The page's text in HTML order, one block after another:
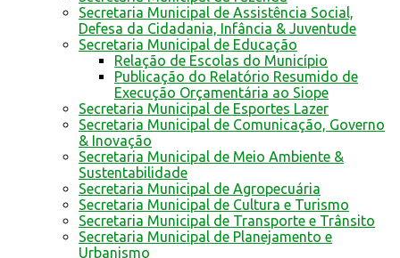
Secretaria Municipal de Assistência Social,
Defesa da Cidadania, Infância & Juventude
Secretaria Municipal de Educação
Relação de Escolas do Município
Publicação do Relatório Resumido de
Execução Orçamentária ao Siope
Secretaria Municipal de Esportes Lazer
Secretaria Municipal de Comunicação, Governo
& Inovação
Secretaria Municipal de Meio Ambiente &
Sustentabilidade
Secretaria Municipal de Agropecuária
Secretaria Municipal de Cultura e Turismo
Secretaria Municipal de Transporte e Trânsito
Secretaria Municipal de Planejamento e
Urbanismo